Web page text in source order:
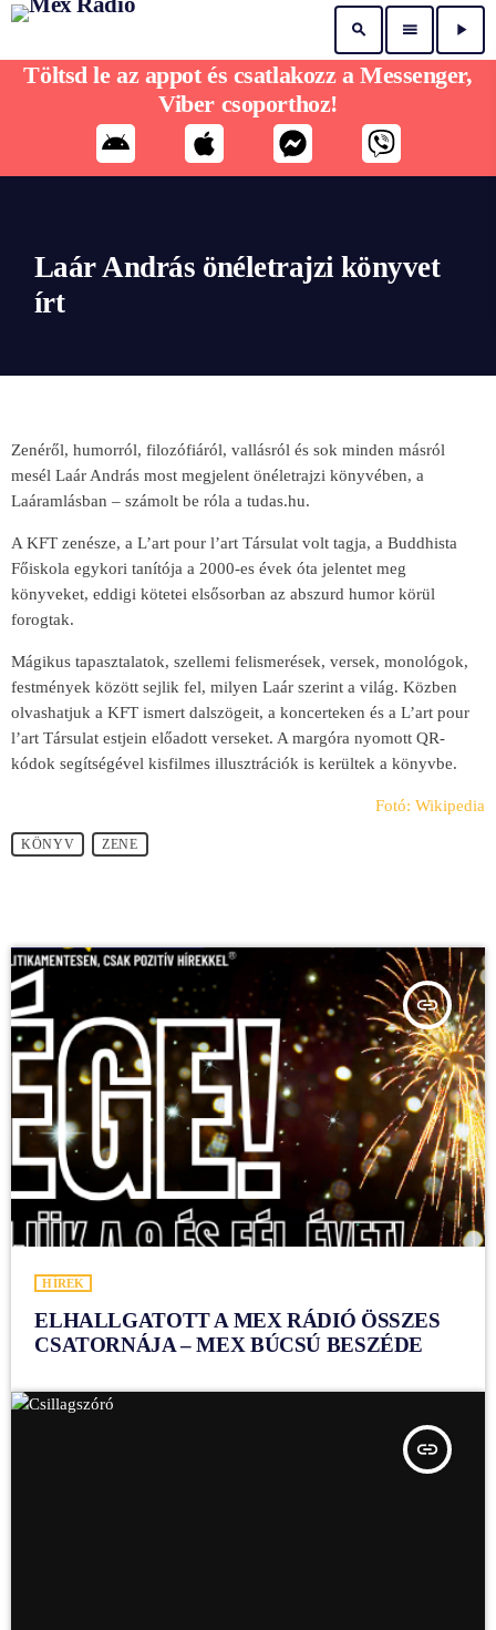
search menu play_arrow
Laár András önéletrajzi könyvet
írt
Zenéről, humorról, filozófiáról, vallásról és sok minden másról
mesél Laár András most megjelent önéletrajzi könyvében, a
Laáramlásban – számolt be róla a tudas.hu.
A KFT zenésze, a L’art pour l’art Társulat volt tagja, a Buddhista
Főiskola egykori tanítója a 2000-es évek óta jelentet meg
könyveket, eddigi kötetei elsősorban az abszurd humor körül
forogtak.
Mágikus tapasztalatok, szellemi felismerések, versek, monológok,
festmények között sejlik fel, milyen Laár szerint a világ. Közben
olvashatjuk a KFT ismert dalszögeit, a koncerteken és a L’art pour
l’art Társulat estjein előadott verseket. A margóra nyomott QR-
kódok segítségével kisfilmes illusztrációk is kerültek a könyvbe.
Fotó: Wikipedia
KÖNYV ZENE
insert_link
HÍREK
ELHALLGATOTT A MEX RÁDIÓ ÖSSZES
CSATORNÁJA – MEX BÚCSÚ BESZÉDE
insert_link
Töltsd le az appot és csatlakozz a Messenger,
Viber csoporthoz!